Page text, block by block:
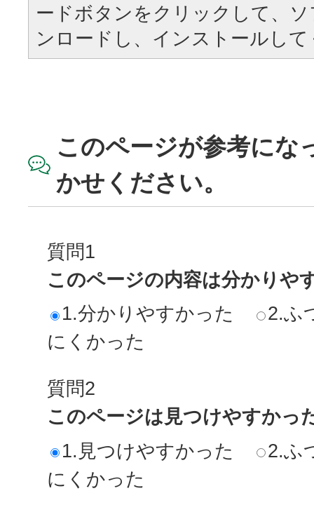
ードボタンをクリックして、
ンロードし、インストールし
このページが参考にな
かせください。
質問1
このページの内容は分かりや
1.分かりやすかった
2.ふ
にくかった
質問2
このページは見つけやすかっ
1.見つけやすかった
2.ふ
にくかった